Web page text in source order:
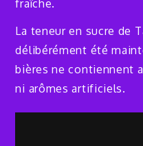
fraîche. ​
La teneur en sucre de
délibérément été
bières ne contiennent
ni arômes artificiels.